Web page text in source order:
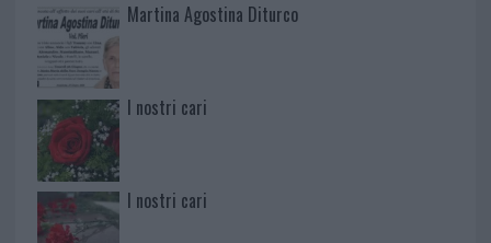
Martina Agostina Diturco
I nostri cari
I nostri cari